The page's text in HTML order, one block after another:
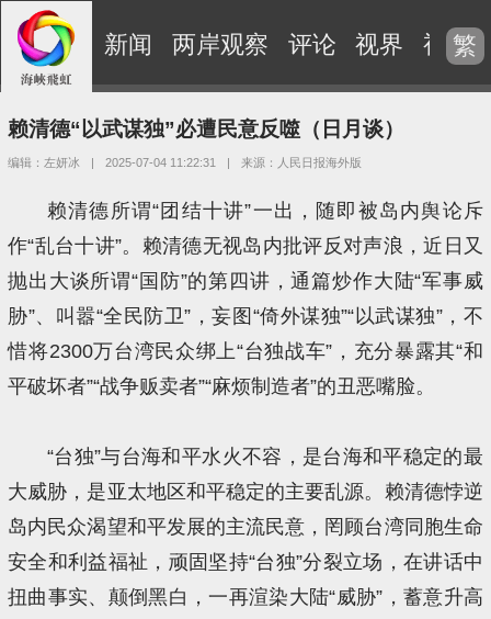
新闻 两岸观察 评论 视界 视频
繁
赖清德“以武谋独”必遭民意反噬（日月谈）
编辑：左妍冰 | 2025-07-04 11:22:31 | 来源：人民日报海外版
赖清德所谓“团结十讲”一出，随即被岛内舆论斥
作“乱台十讲”。赖清德无视岛内批评反对声浪，近日又
抛出大谈所谓“国防”的第四讲，通篇炒作大陆“军事威
胁”、叫嚣“全民防卫”，妄图“倚外谋独”“以武谋独”，不
惜将2300万台湾民众绑上“台独战车”，充分暴露其“和
平破坏者”“战争贩卖者”“麻烦制造者”的丑恶嘴脸。
“台独”与台海和平水火不容，是台海和平稳定的最
大威胁，是亚太地区和平稳定的主要乱源。赖清德悖逆
岛内民众渴望和平发展的主流民意，罔顾台湾同胞生命
安全和利益福祉，顽固坚持“台独”分裂立场，在讲话中
扭曲事实、颠倒黑白，一再渲染大陆“威胁”，蓄意升高